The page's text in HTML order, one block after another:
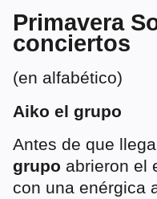
Primavera
conciertos
(en alfabético)
Aiko el grupo
Antes de que
grupo abrieron el
con una enérgica